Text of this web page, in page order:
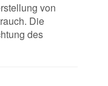
von
Die
des